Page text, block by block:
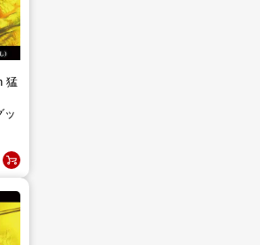
猛
ッ